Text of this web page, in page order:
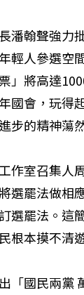
潘翰聲強力
輕人參選空
」將高達
國會，玩得
步的精神蕩
作室召集人
選罷法做相
選罷法。這
根本摸不清
「國民兩黨